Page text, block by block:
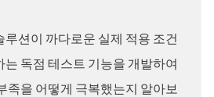
루션이 까다로운 실제 적용 조건
는 독점 테스트 기능을 개발하여
족을 어떻게 극복했는지 알아보